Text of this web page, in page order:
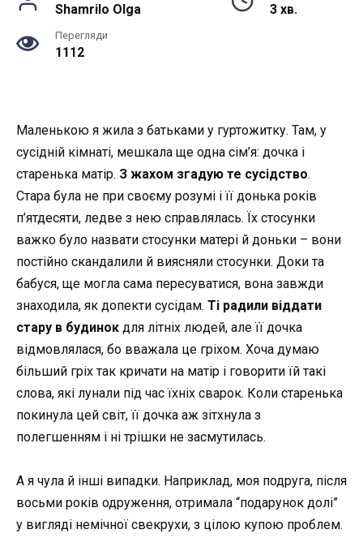
Shamrilo Olga 3 хв.
Перегляди
1112
Маленькою я жила з батьками у гуртожитку. Там, у
сусідній кімнаті, мешкала ще одна сім’я: дочка і
старенька матір. З жахом згадую те сусідство.
Стара була не при своєму розумі і її донька років
п’ятдесяти, ледве з нею справлялась. Їх стосунки
важко було назвати стосунки матері й доньки – вони
постійно скандалили й виясняли стосунки. Доки та
бабуся, ще могла сама пересуватися, вона завжди
знаходила, як допекти сусідам. Ті радили віддати
стару в будинок для літніх людей, але її дочка
відмовлялася, бо вважала це гріхом. Хоча думаю
більший гріх так кричати на матір і говорити їй такі
слова, які лунали під час їхніх сварок. Коли старенька
покинула цей світ, її дочка аж зітхнула з
полегшенням і ні трішки не засмутилась.
А я чула й інші випадки. Наприклад, моя подруга, після
восьми років одруження, отримала “подарунок долі”
у вигляді немічної свекрухи, з цілою купою проблем.